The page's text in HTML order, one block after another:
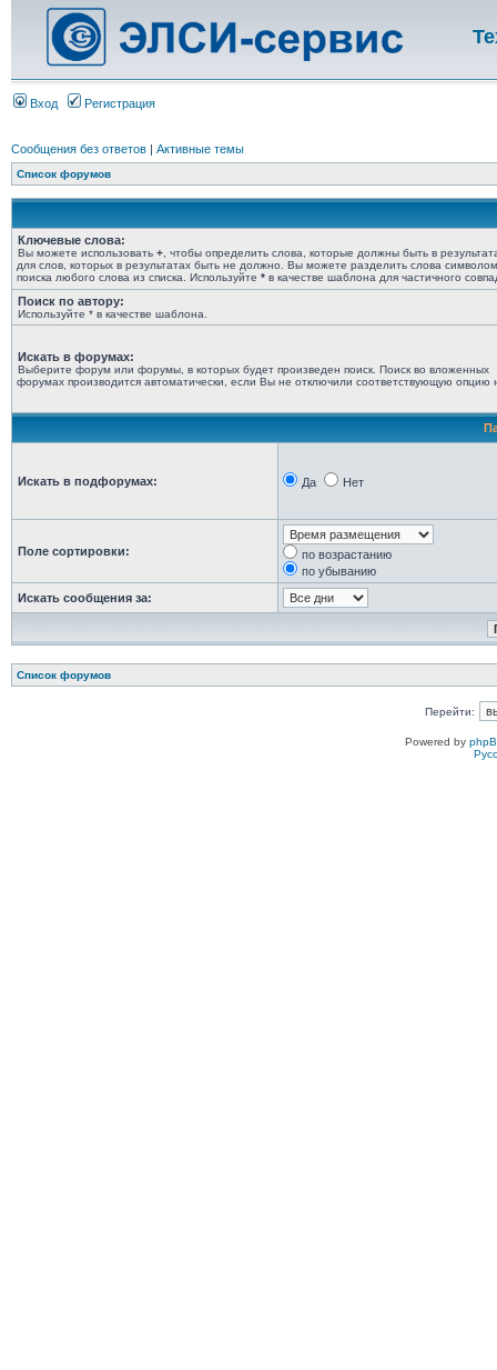
Вход Регистрация
Сообщения без ответов | Активные темы
Список форумов
Ключевые слова:
Вы можете использовать + , чтобы определить слова, которые должны быть в
для слов, которых в результатах быть не должно. Вы можете разделить слова
поиска любого слова из списка. Используйте * в качестве шаблона для частичного
Поиск по автору:
Используйте * в качестве шаблона.
Искать в форумах:
Выберите форум или форумы, в которых будет произведен поиск. Поиск во вложенных
форумах производится автоматически, если Вы не отключили соответствующую опцию
Искать в подфорумах: Да Нет
Поле сортировки:
по возрастанию
по убыванию
Искать сообщения за:
Список форумов
Перейти:
Powered by